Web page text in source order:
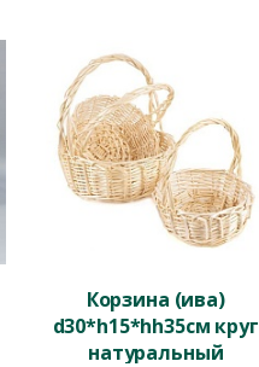
Корзина (ива)
d30*h15*hh35см круг
натуральный